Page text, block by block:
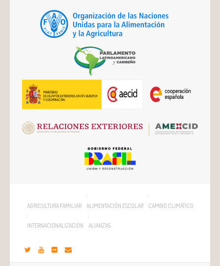
AGRICULTURA FAMILIAR ALIMENTACIÓN ESCOLAR CAMBIO CLIMÁTICO
INTERNACIONALIZACIÓN ALIANZAS